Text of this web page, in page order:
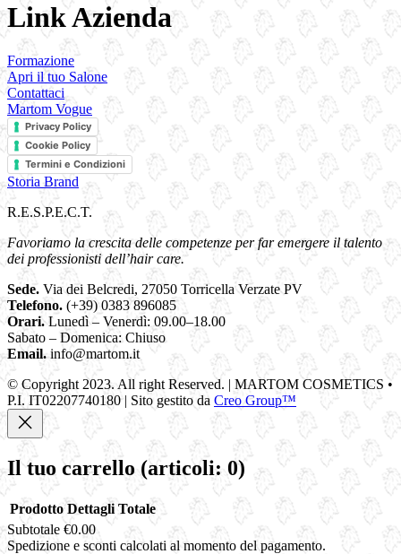
Link Azienda
Formazione
Apri il tuo Salone
Contattaci
Martom Vogue
Privacy Policy
Cookie Policy
Termini e Condizioni
Storia Brand
R.E.S.P.E.C.T.
Favoriamo la crescita delle competenze per far emergere il talento
dei professionisti dell’hair care.
Sede. Via dei Belcredi, 27050 Torricella Verzate PV
Telefono. (+39) 0383 896085
Orari. Lunedì – Venerdì: 09.00–18.00
Sabato – Domenica: Chiuso
Email. info@martom.it
© Copyright 2023. All right Reserved. | MARTOM COSMETICS •
P.I. IT02207740180 | Sito gestito da Creo Group™
Il tuo carrello (articoli: 0)
Prodotti
Prodotto Dettagli Totale
Subtotale €0.00
Spedizione e sconti calcolati al momento del pagamento.